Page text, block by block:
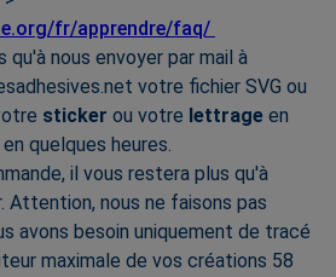
fr/apprendre/faq/
qu'à nous envoyer par mail à
votre fichier SVG ou
sticker ou votre lettrage en
quelques heures.
il vous restera plus qu'à
Attention, nous ne faisons pas
avons besoin uniquement de tracé
maximale de vos créations 58